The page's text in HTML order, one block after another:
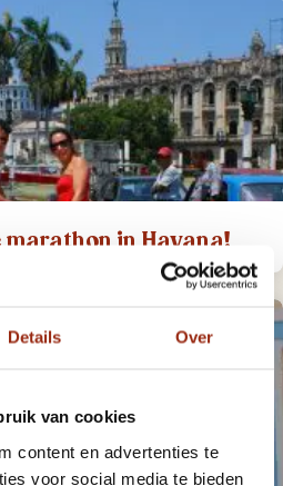
Details Over
van cookies
content en advertenties te
voor social media te bieden
in Havana!